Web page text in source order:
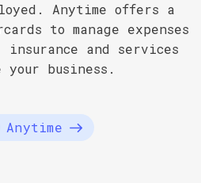
Anytime offers a
to manage expenses
and services
your business.
Anytime